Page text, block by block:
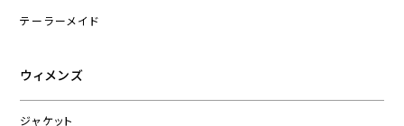
テーラーメイド
ウィメンズ
ジャケット